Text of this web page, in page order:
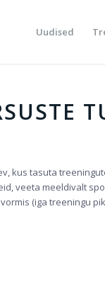
Uudised
kus tasuta
veeta meeldivalt
(iga treeningu